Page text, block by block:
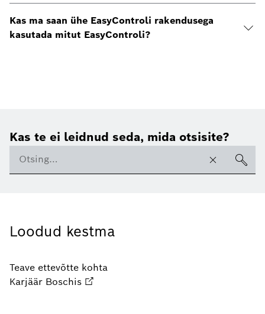
Kas ma saan ühe EasyControli rakendusega
kasutada mitut EasyControli?
Kas te ei leidnud seda, mida otsisite?
Loodud kestma
Teave ettevõtte kohta
Karjäär Boschis